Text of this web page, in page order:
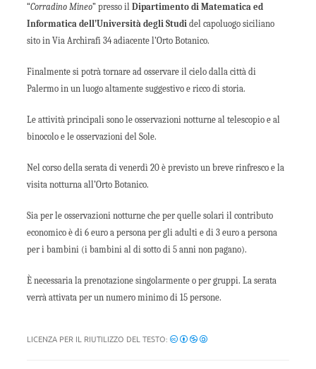
“Corradino Mineo” presso il Dipartimento di Matematica ed
Informatica dell’Università degli Studi del capoluogo siciliano
sito in Via Archirafi 34 adiacente l’Orto Botanico.
Finalmente si potrà tornare ad osservare il cielo dalla città di
Palermo in un luogo altamente suggestivo e ricco di storia.
Le attività principali sono le osservazioni notturne al telescopio e al
binocolo e le osservazioni del Sole.
Nel corso della serata di venerdì 20 è previsto un breve rinfresco e la
visita notturna all’Orto Botanico.
Sia per le osservazioni notturne che per quelle solari il contributo
economico è di 6 euro a persona per gli adulti e di 3 euro a persona
per i bambini (i bambini al di sotto di 5 anni non pagano).
È necessaria la prenotazione singolarmente o per gruppi. La serata
verrà attivata per un numero minimo di 15 persone.
LICENZA PER IL RIUTILIZZO DEL TESTO: